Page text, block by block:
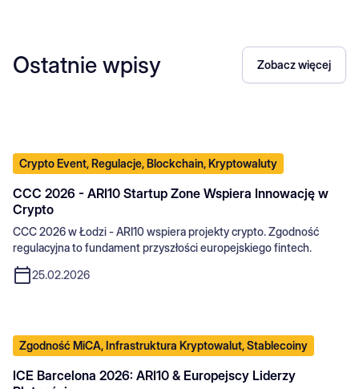
Ostatnie wpisy Zobacz więcej
Crypto Event, Regulacje, Blockchain, Kryptowaluty
CCC 2026 - ARI10 Startup Zone Wspiera Innowację w
Crypto
CCC 2026 w Łodzi - ARI10 wspiera projekty crypto. Zgodność
regulacyjna to fundament przyszłości europejskiego fintech.
25.02.2026
Zgodność MiCA, Infrastruktura Kryptowalut, Stablecoiny
ICE Barcelona 2026: ARI10 & Europejscy Liderzy